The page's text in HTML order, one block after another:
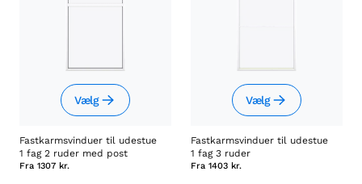
Vælg
Fastkarmsvinduer til udestue
1 fag 2 ruder med post
Fra 1307 kr.
Vælg
Fastkarmsvinduer til udestue
1 fag 3 ruder
Fra 1403 kr.